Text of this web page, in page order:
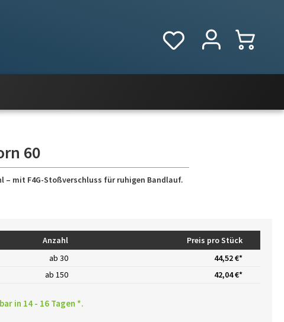
60
mit F4G-Stoßverschluss für ruhigen Bandlauf.
Anzahl
Preis pro Stück
ab 30
44,52 €*
ab 150 42,04 €*
in 14 - 16 Tagen *.